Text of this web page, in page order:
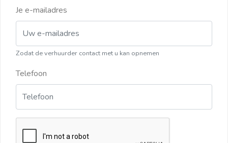
Je e-mailadres
Zodat de verhuurder contact met u kan opnemen
Telefoon